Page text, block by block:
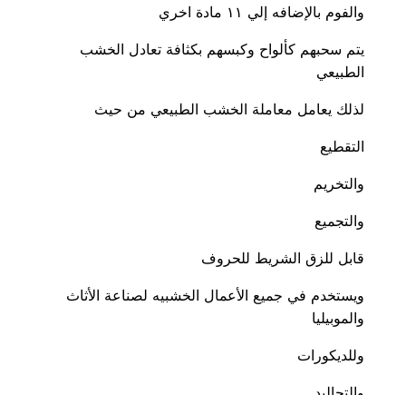
والفوم بالإضافه إلي ١١ مادة اخري
يتم سحبهم كألواح وكبسهم بكثافة تعادل الخشب
الطبيعي
لذلك يعامل معاملة الخشب الطبيعي من حيث
التقطيع
والتخريم
والتجميع
قابل للزق الشريط للحروف
ويستخدم في جميع الأعمال الخشبيه لصناعة الأثاث
والموبيليا
وللديكورات